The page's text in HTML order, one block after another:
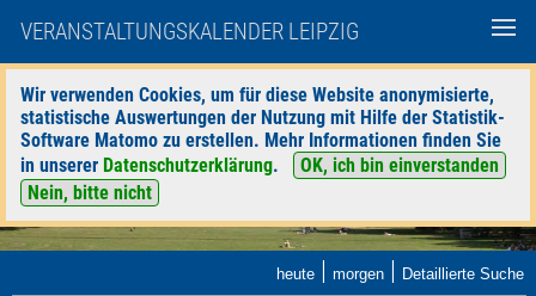
VERANSTALTUNGSKALENDER LEIPZIG
Wir verwenden Cookies, um für diese Website anonymisierte,
statistische Auswertungen der Nutzung mit Hilfe der Statistik-
Software Matomo zu erstellen. Mehr Informationen finden Sie
in unserer Datenschutzerklärung.
OK, ich bin einverstanden
Nein, bitte nicht
heute | morgen | Detaillierte Suche